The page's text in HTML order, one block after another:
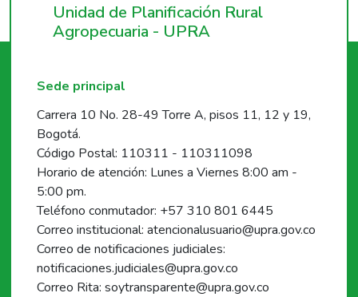
Unidad de Planificación Rural
Agropecuaria - UPRA
Sede principal
Carrera 10 No. 28-49 Torre A, pisos 11, 12 y 19,
Bogotá.
Código Postal: 110311 - 110311098
Horario de atención: Lunes a Viernes 8:00 am -
5:00 pm.
Teléfono conmutador: +57 310 801 6445
Correo institucional: atencionalusuario@upra.gov.co
Correo de notificaciones judiciales:
notificaciones.judiciales@upra.gov.co
Correo Rita: soytransparente@upra.gov.co